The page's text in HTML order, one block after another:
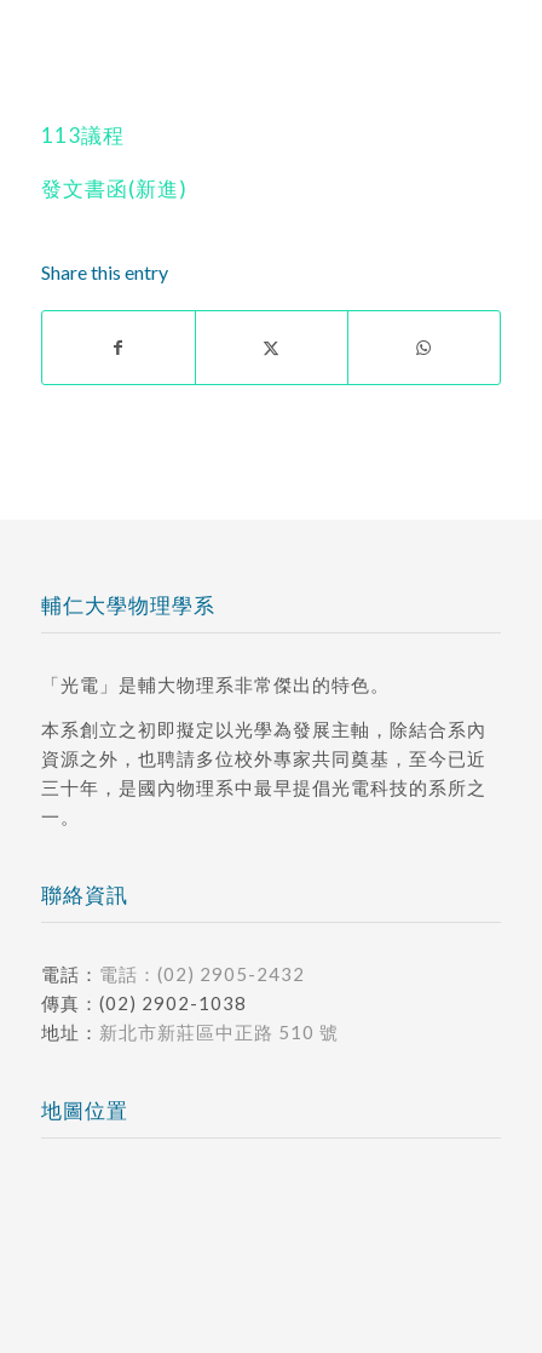
113議程
發文書函(新進)
Share this entry
輔仁大學物理學系
「光電」是輔大物理系非常傑出的特色。
本系創立之初即擬定以光學為發展主軸，除結合系內
資源之外，也聘請多位校外專家共同奠基，至今已近
三十年，是國內物理系中最早提倡光電科技的系所之
一。
聯絡資訊
電話： 電話：(02) 2905-2432
傳真：(02) 2902-1038
地址： 新北市新莊區中正路 510 號
地圖位置